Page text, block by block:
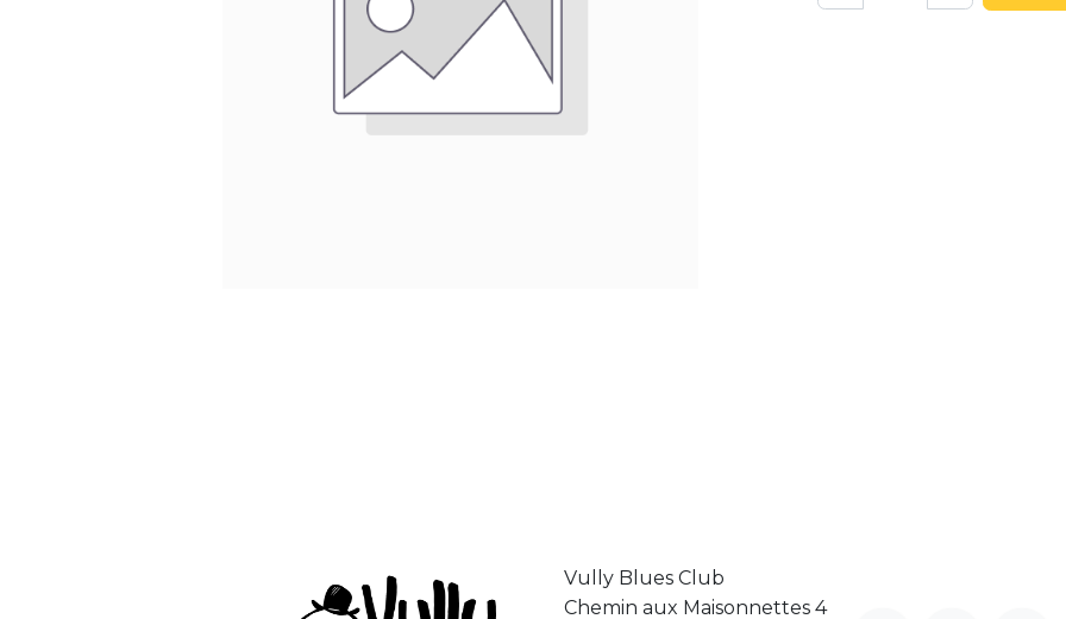
Vully Blues Club
Chemin aux Maisonnettes 4